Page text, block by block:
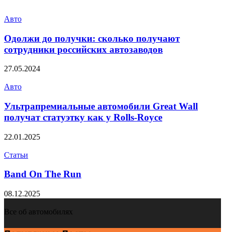
Авто
Одолжи до получки: сколько получают
сотрудники российских автозаводов
27.05.2024
Авто
Ультрапремиальные автомобили Great Wall
получат статуэтку как у Rolls-Royce
22.01.2025
Статьи
Band On The Run
08.12.2025
Все об автомобилях